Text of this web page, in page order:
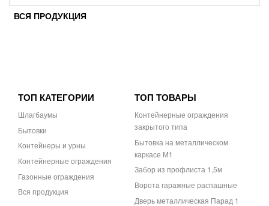
ВСЯ ПРОДУКЦИЯ
ТОП КАТЕГОРИИ
Шлагбаумы
Бытовки
Контейнеры и урны
Контейнерные ограждения
Газонные ограждения
Вся продукция
ТОП ТОВАРЫ
Контейнерные ограждения
закрытого типа
Бытовка на металлическом
каркасе М1
Забор из профлиста 1,5м
Ворота гаражные распашные
Дверь металлическая Парад 1